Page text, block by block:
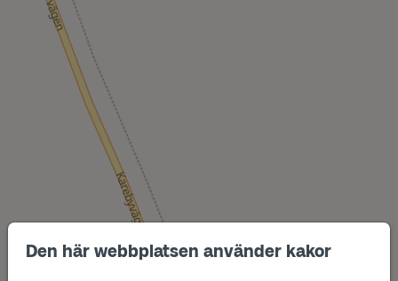
Den här webbplatsen använder kakor